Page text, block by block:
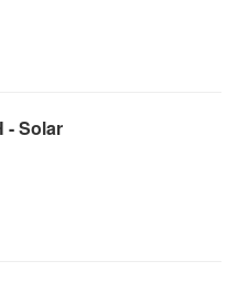
- Solar